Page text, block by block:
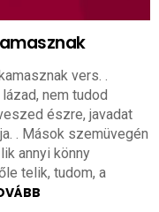
vers. .
nem tudod
észre, javadat
. Mások szemüvegén
annyi könny
telik, tudom, a